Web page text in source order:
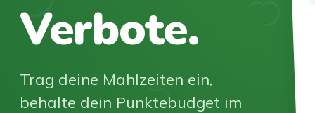
Verbote.
Trag deine Mahlzeiten ein,
behalte dein Punktebudget im